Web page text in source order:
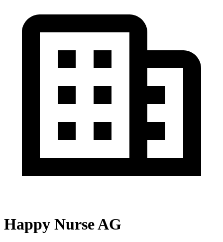
Happy Nurse AG